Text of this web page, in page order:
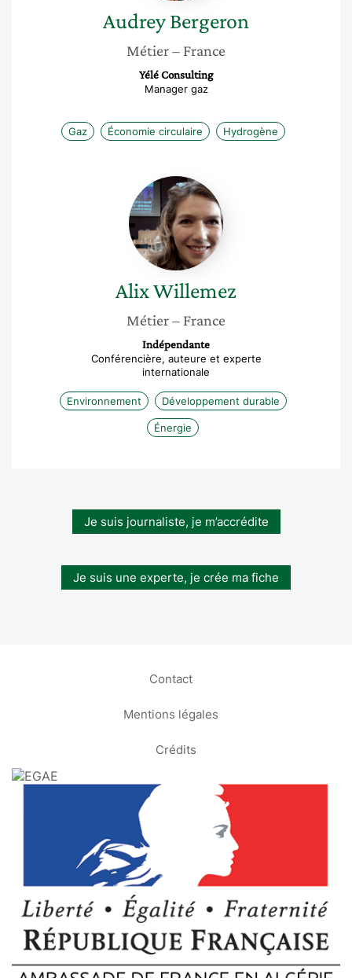
AudreyBergeron
Métier– France
Yélé Consulting
Manager gaz
Gaz Économie circulaire Hydrogène
Alix
Willemez
AlixWillemez
Métier– France
Indépendante
Conférencière, auteure et experte
internationale
Environnement Développement durable
Énergie
Je suis journaliste, je m’accrédite
Je suis une experte, je crée ma fiche
Contact
Mentions légales
Crédits